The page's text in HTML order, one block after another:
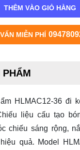
THÊM VÀO GIỎ HÀNG
MIỄN PHÍ
PHẨM
HLMAC12-36 đi
liệu cấu tạo
chiếu sáng rộng,
quả. Model